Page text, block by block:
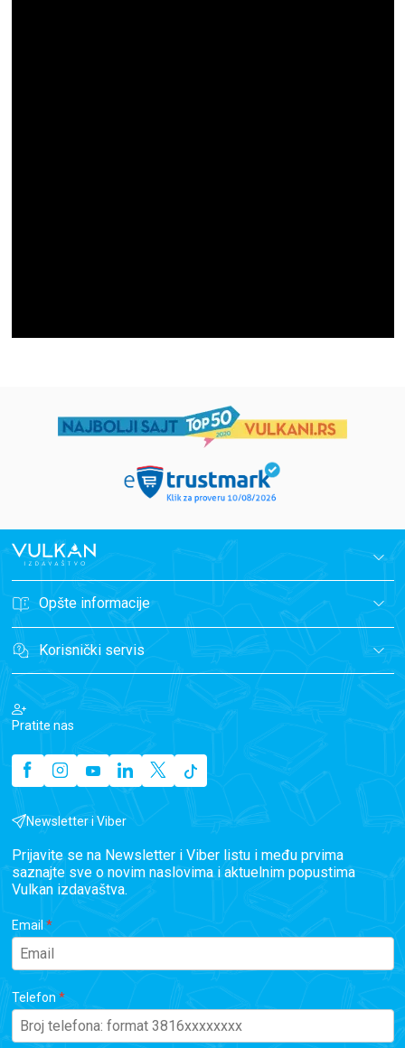
Opšte informacije
Korisnički servis
Pratite nas
Newsletter i Viber
Prijavite se na Newsletter i Viber listu i među prvima
saznajte sve o novim naslovima i aktuelnim popustima
Vulkan izdavaštva.
Email
Telefon